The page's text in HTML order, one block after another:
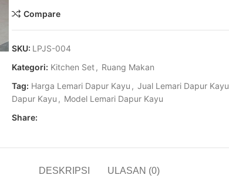
Compare
SKU: LPJS-004
Kategori: Kitchen Set, Ruang Makan
Tag: Harga Lemari Dapur Kayu , Jual Lemari Dapur Kayu
Dapur Kayu , Model Lemari Dapur Kayu
Share:
DESKRIPSI ULASAN (0)